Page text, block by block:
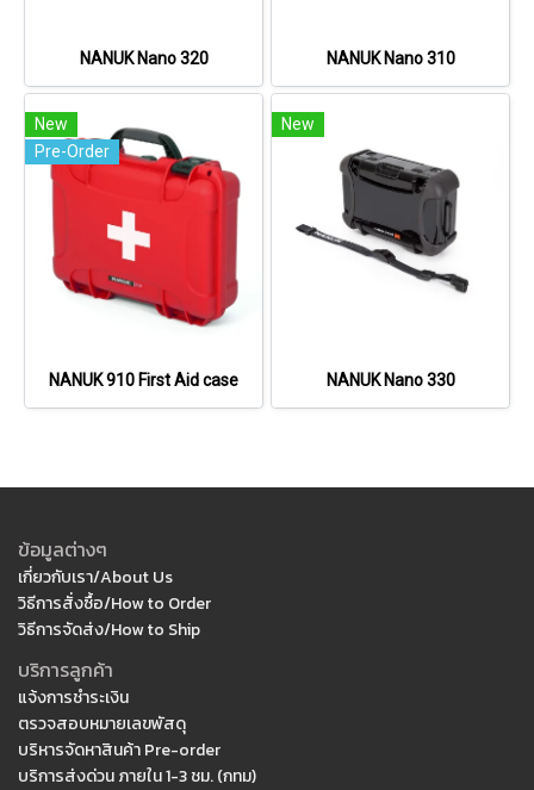
NANUK Nano 320 NANUK Nano 310
New
Pre-Order
NANUK 910 First Aid case
New
NANUK Nano 330
ข้อมูลต่างๆ
เกี่ยวกับเรา/About Us
วิธีการสั่งซื้อ/How to Order
วิธีการจัดส่ง/How to Ship
บริการลูกค้า
แจ้งการชำระเงิน
ตรวจสอบหมายเลขพัสดุ
บริหารจัดหาสินค้า Pre-order
บริการส่งด่วน ภายใน 1-3 ชม. (กทม)